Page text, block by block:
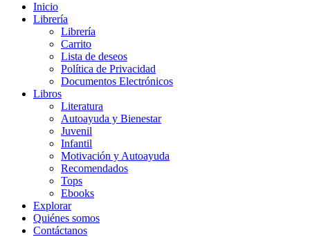
Inicio
Librería
Librería
Carrito
Lista de deseos
Política de Privacidad
Documentos Electrónicos
Libros
Literatura
Autoayuda y Bienestar
Juvenil
Infantil
Motivación y Autoayuda
Recomendados
Tops
Ebooks
Explorar
Quiénes somos
Contáctanos